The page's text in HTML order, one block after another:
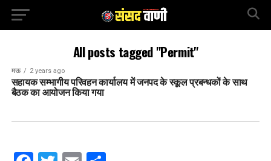
All posts tagged "Permit"
मऊ 2 years ago
सहायक सम्भागीय परिवहन कार्यालय में जनपद के स्कूल प्रबन्धकों के साथ
बैठक का आयोजन किया गया